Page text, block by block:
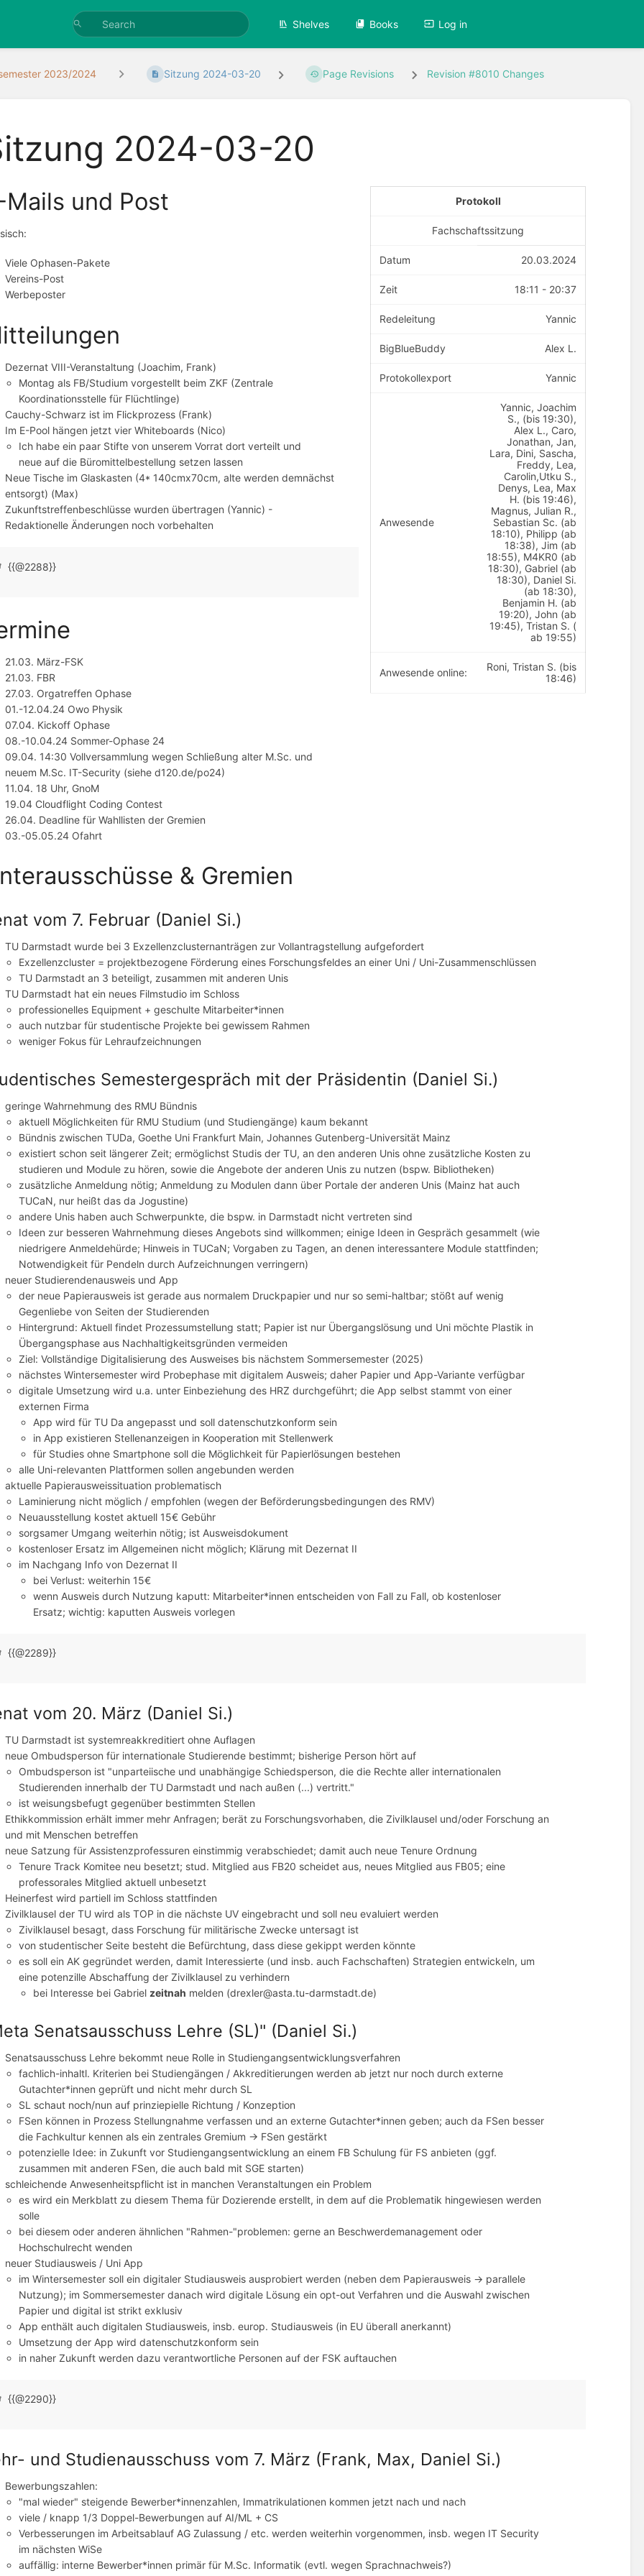
Shelves Books Log in
2023/2024 Sitzung 2024-03-20 Page Revisions Revision #8010 Changes
2024-03-20
Protokoll
Fachschaftssitzung
Datum 20.03.2024
Zeit 18:11 - 20:37
Redeleitung Yannic
BigBlueBuddy Alex L.
Protokollexport Yannic
Anwesende
Yannic, Joachim
S., (bis 19:30),
Alex L., Caro,
Jonathan, Jan,
Lara, Dini, Sascha,
Freddy, Lea,
Carolin,Utku S.,
Denys, Lea, Max
H. (bis 19:46),
Magnus, Julian R.,
Sebastian Sc. (ab
18:10), Philipp (ab
18:38), Jim (ab
18:55), M4KR0 (ab
18:30), Gabriel (ab
18:30), Daniel Si.
(ab 18:30),
Benjamin H. (ab
19:20), John (ab
19:45), Tristan S. (
ab 19:55)
Anwesende online:
Roni, Tristan S. (bis
18:46)
Mails und Post
Viele Ophasen-Pakete
Vereins-Post
Werbeposter
Dezernat VIII-Veranstaltung (Joachim, Frank)
Montag als FB/Studium vorgestellt beim ZKF (Zentrale
Koordinationsstelle für Flüchtlinge)
Cauchy-Schwarz ist im Flickprozess (Frank)
Im E-Pool hängen jetzt vier Whiteboards (Nico)
Ich habe ein paar Stifte von unserem Vorrat dort verteilt und
neue auf die Büromittelbestellung setzen lassen
Neue Tische im Glaskasten (4* 140cmx70cm, alte werden demnächst
entsorgt) (Max)
Zukunftstreffenbeschlüsse wurden übertragen (Yannic) -
Redaktionelle Änderungen noch vorbehalten
{{@2288}}
21.03. März-FSK
21.03. FBR
27.03. Orgatreffen Ophase
01.-12.04.24 Owo Physik
07.04. Kickoff Ophase
08.-10.04.24 Sommer-Ophase 24
09.04. 14:30 Vollversammlung wegen Schließung alter M.Sc. und
neuem M.Sc. IT-Security (siehe d120.de/po24)
11.04. 18 Uhr, GnoM
19.04 Cloudflight Coding Contest
26.04. Deadline für Wahllisten der Gremien
03.-05.05.24 Ofahrt
& Gremien
vom 7. Februar (Daniel Si.)
TU Darmstadt wurde bei 3 Exzellenzclusternanträgen zur Vollantragstellung aufgefordert
Exzellenzcluster = projektbezogene Förderung eines Forschungsfeldes an einer Uni / Uni-Zusammenschlüssen
TU Darmstadt an 3 beteiligt, zusammen mit anderen Unis
TU Darmstadt hat ein neues Filmstudio im Schloss
professionelles Equipment + geschulte Mitarbeiter*innen
auch nutzbar für studentische Projekte bei gewissem Rahmen
weniger Fokus für Lehraufzeichnungen
Semestergespräch mit der Präsidentin (Daniel Si.)
geringe Wahrnehmung des RMU Bündnis
aktuell Möglichkeiten für RMU Studium (und Studiengänge) kaum bekannt
Bündnis zwischen TUDa, Goethe Uni Frankfurt Main, Johannes Gutenberg-Universität Mainz
existiert schon seit längerer Zeit; ermöglichst Studis der TU, an den anderen Unis ohne zusätzliche Kosten zu
studieren und Module zu hören, sowie die Angebote der anderen Unis zu nutzen (bspw. Bibliotheken)
zusätzliche Anmeldung nötig; Anmeldung zu Modulen dann über Portale der anderen Unis (Mainz hat auch
TUCaN, nur heißt das da Jogustine)
andere Unis haben auch Schwerpunkte, die bspw. in Darmstadt nicht vertreten sind
Ideen zur besseren Wahrnehmung dieses Angebots sind willkommen; einige Ideen in Gespräch gesammelt (wie
niedrigere Anmeldehürde; Hinweis in TUCaN; Vorgaben zu Tagen, an denen interessantere Module stattfinden;
Notwendigkeit für Pendeln durch Aufzeichnungen verringern)
neuer Studierendenausweis und App
der neue Papierausweis ist gerade aus normalem Druckpapier und nur so semi-haltbar; stößt auf wenig
Gegenliebe von Seiten der Studierenden
Hintergrund: Aktuell findet Prozessumstellung statt; Papier ist nur Übergangslösung und Uni möchte Plastik in
Übergangsphase aus Nachhaltigkeitsgründen vermeiden
Ziel: Vollständige Digitalisierung des Ausweises bis nächstem Sommersemester (2025)
nächstes Wintersemester wird Probephase mit digitalem Ausweis; daher Papier und App-Variante verfügbar
digitale Umsetzung wird u.a. unter Einbeziehung des HRZ durchgeführt; die App selbst stammt von einer
externen Firma
App wird für TU Da angepasst und soll datenschutzkonform sein
in App existieren Stellenanzeigen in Kooperation mit Stellenwerk
für Studies ohne Smartphone soll die Möglichkeit für Papierlösungen bestehen
alle Uni-relevanten Plattformen sollen angebunden werden
aktuelle Papierausweissituation problematisch
Laminierung nicht möglich / empfohlen (wegen der Beförderungsbedingungen des RMV)
Neuausstellung kostet aktuell 15€ Gebühr
sorgsamer Umgang weiterhin nötig; ist Ausweisdokument
kostenloser Ersatz im Allgemeinen nicht möglich; Klärung mit Dezernat II
im Nachgang Info von Dezernat II
bei Verlust: weiterhin 15€
wenn Ausweis durch Nutzung kaputt: Mitarbeiter*innen entscheiden von Fall zu Fall, ob kostenloser
Ersatz; wichtig: kaputten Ausweis vorlegen
{{@2289}}
vom 20. März (Daniel Si.)
TU Darmstadt ist systemreakkreditiert ohne Auflagen
neue Ombudsperson für internationale Studierende bestimmt; bisherige Person hört auf
Ombudsperson ist "unparteiische und unabhängige Schiedsperson, die die Rechte aller internationalen
Studierenden innerhalb der TU Darmstadt und nach außen (...) vertritt."
ist weisungsbefugt gegenüber bestimmten Stellen
Ethikkommission erhält immer mehr Anfragen; berät zu Forschungsvorhaben, die Zivilklausel und/oder Forschung an
und mit Menschen betreffen
neue Satzung für Assistenzprofessuren einstimmig verabschiedet; damit auch neue Tenure Ordnung
Tenure Track Komitee neu besetzt; stud. Mitglied aus FB20 scheidet aus, neues Mitglied aus FB05; eine
professorales Mitglied aktuell unbesetzt
Heinerfest wird partiell im Schloss stattfinden
Zivilklausel der TU wird als TOP in die nächste UV eingebracht und soll neu evaluiert werden
Zivilklausel besagt, dass Forschung für militärische Zwecke untersagt ist
von studentischer Seite besteht die Befürchtung, dass diese gekippt werden könnte
es soll ein AK gegründet werden, damit Interessierte (und insb. auch Fachschaften) Strategien entwickeln, um
eine potenzille Abschaffung der Zivilklausel zu verhindern
bei Interesse bei Gabriel zeitnah melden (drexler@asta.tu-darmstadt.de)
Senatsausschuss Lehre (SL)" (Daniel Si.)
Senatsausschuss Lehre bekommt neue Rolle in Studiengangsentwicklungsverfahren
fachlich-inhaltl. Kriterien bei Studiengängen / Akkreditierungen werden ab jetzt nur noch durch externe
Gutachter*innen geprüft und nicht mehr durch SL
SL schaut noch/nun auf prinziepielle Richtung / Konzeption
FSen können in Prozess Stellungnahme verfassen und an externe Gutachter*innen geben; auch da FSen besser
die Fachkultur kennen als ein zentrales Gremium -> FSen gestärkt
potenzielle Idee: in Zukunft vor Studiengangsentwicklung an einem FB Schulung für FS anbieten (ggf.
zusammen mit anderen FSen, die auch bald mit SGE starten)
schleichende Anwesenheitspflicht ist in manchen Veranstaltungen ein Problem
es wird ein Merkblatt zu diesem Thema für Dozierende erstellt, in dem auf die Problematik hingewiesen werden
solle
bei diesem oder anderen ähnlichen "Rahmen-"problemen: gerne an Beschwerdemanagement oder
Hochschulrecht wenden
neuer Studiausweis / Uni App
im Wintersemester soll ein digitaler Studiausweis ausprobiert werden (neben dem Papierausweis -> parallele
Nutzung); im Sommersemester danach wird digitale Lösung ein opt-out Verfahren und die Auswahl zwischen
Papier und digital ist strikt exklusiv
App enthält auch digitalen Studiausweis, insb. europ. Studiausweis (in EU überall anerkannt)
Umsetzung der App wird datenschutzkonform sein
in naher Zukunft werden dazu verantwortliche Personen auf der FSK auftauchen
{{@2290}}
und Studienausschuss vom 7. März (Frank, Max, Daniel Si.)
Bewerbungszahlen:
"mal wieder" steigende Bewerber*innenzahlen, Immatrikulationen kommen jetzt nach und nach
viele / knapp 1/3 Doppel-Bewerbungen auf AI/ML + CS
Verbesserungen im Arbeitsablauf AG Zulassung / etc. werden weiterhin vorgenommen, insb. wegen IT Security
im nächsten WiSe
auffällig: interne Bewerber*innen primär für M.Sc. Informatik (evtl. wegen Sprachnachweis?)